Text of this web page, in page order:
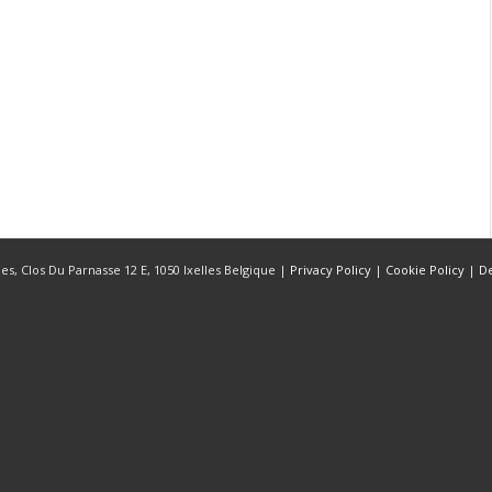
Clos Du Parnasse 12 E, 1050 Ixelles Belgique | Privacy Policy | Cookie Policy |